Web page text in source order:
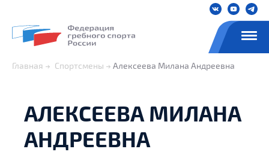
Главная Спортсмены Алексеева Милана Андреевна
АЛЕКСЕЕВА МИЛАНА
АНДРЕЕВНА